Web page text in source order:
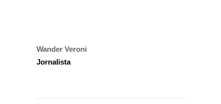
Wander Veroni
Jornalista